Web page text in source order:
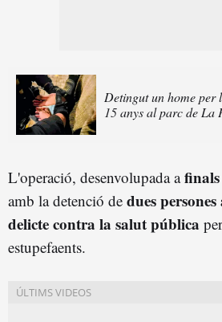
Detingut un home per
15 anys al parc de La
L'operació, desenvolupada a
amb la detenció de dues
delicte contra la salut pública
estupefaents.